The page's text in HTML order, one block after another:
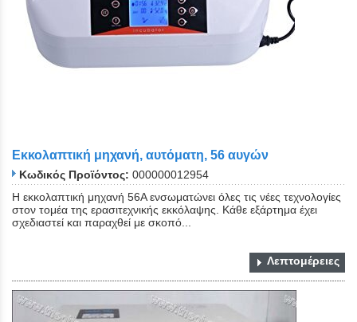
Eκκολαπτική μηχανή, αυτόματη, 56 αυγών
Κωδικός Προϊόντος: 000000012954
Η εκκολαπτική μηχανή 56Α ενσωματώνει όλες τις νέες τεχνολογίες
στον τομέα της ερασιτεχνικής εκκόλαψης. Κάθε εξάρτημα έχει
σχεδιαστεί και παραχθεί με σκοπό...
Λεπτομέρειες